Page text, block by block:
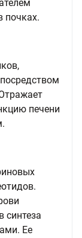
почках.
печени
синтеза
Ее